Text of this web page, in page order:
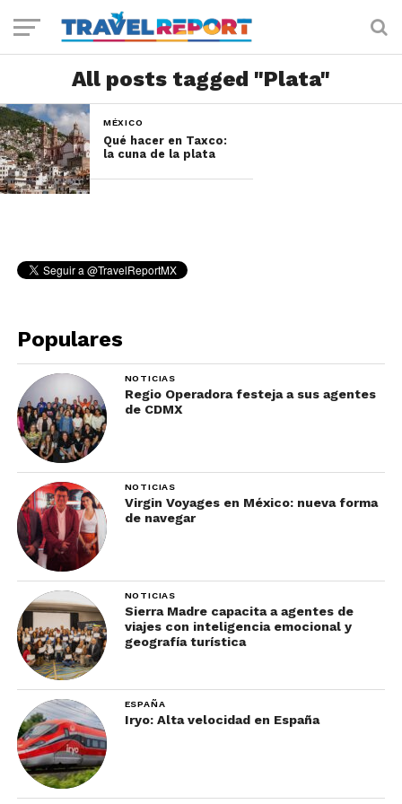
All posts tagged "Plata"
MÉXICO
Qué hacer en Taxco:
la cuna de la plata
Populares
NOTICIAS
Regio Operadora festeja a sus agentes
de CDMX
NOTICIAS
Virgin Voyages en México: nueva forma
de navegar
NOTICIAS
Sierra Madre capacita a agentes de
viajes con inteligencia emocional y
geografía turística
ESPAÑA
Iryo: Alta velocidad en España